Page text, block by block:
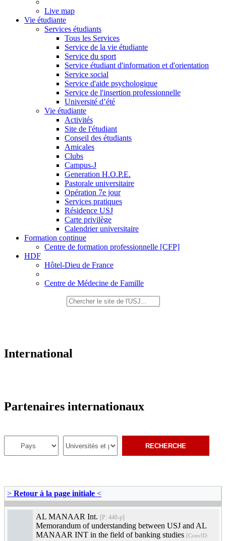
Live map
Vie étudiante
Services étudiants
Tous les Services
Service de la vie étudiante
Service du sport
Service étudiant d'information et d'orientation
Service social
Service d'aide psychologique
Service de l'insertion professionnelle
Université d’été
Vie étudiante
Activités
Site de l'étudiant
Conseil des étudiants
Amicales
Clubs
Campus-J
Generation H.O.P.E.
Pastorale universitaire
Opération 7e jour
Services pratiques
Résidence USJ
Carte privilège
Calendrier universitaire
Formation continue
Centre de formation professionnelle [CFP]
HDF
Hôtel-Dieu de France
Centre de Médecine de Famille
International
Partenaires internationaux
> Retour à la page initiale <
AL MANAAR Int. [P: 440-p]
Memorandum of understanding between USJ and AL
MANAAR INT in the field of banking studies [ConvID: